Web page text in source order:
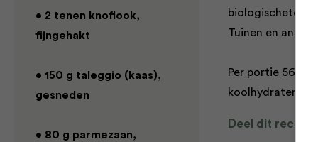
• 2 tenen knoflook,
fijngehakt
• 150 g taleggio (kaas),
gesneden
• 80 g parmezaan,
Tuinen en
Per portie 565
koolhydraten,
Deel dit recept